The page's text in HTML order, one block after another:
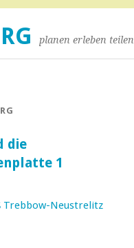
planen erleben teilen
die
1
Trebbow-Neustrelitz